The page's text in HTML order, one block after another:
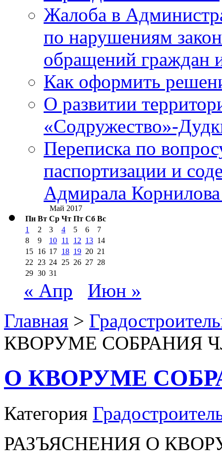
Жалоба в
по нарушениям
обращений граждан
Как оформить
О развитии
«Содружество»-
Переписка по
паспортизации и
Адмирала
Май 2017
Пн Вт Ср Чт Пт Сб Вс
1
2 3 4 5 6
7
8
9 10 11 12 13 14
15 16 17 18 19 20 21
22
23 24 25 26 27 28
29 30 31
« Апр
Июн »
Главная >
КВОРУМЕ СОБРАНИЯ
О КВОРУМЕ
Категория
РАЗЪЯСНЕНИЯ О